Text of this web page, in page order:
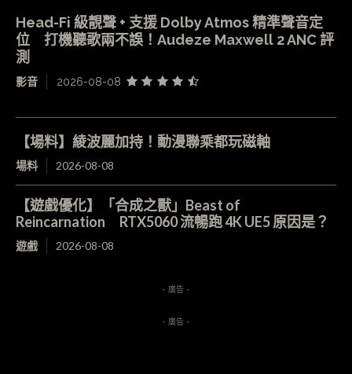
Head-Fi 級靚聲 + 支援 Dolby Atmos 精準聲音定
位 打機聽歌兩不誤！Audeze Maxwell 2 ANC 評
測
影音 2026-08-08
【場料】綾波麗加持！動漫聯乘都玩磁軸
場料 2026-08-08
【遊戲優化】「合成之獸」Beast of
Reincarnation RTX5060 流暢跑 4K UE5 原因是？
遊戲 2026-08-08
- 廣告 -
- 廣告 -